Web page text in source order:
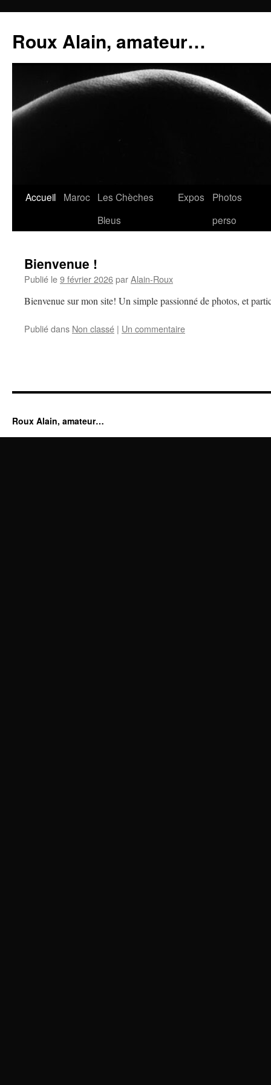
contenu
Roux Alain, amateur…
Accueil Maroc Les Chèches
Bleus
Expos
Photos
perso
Bienvenue !
Publié le9 février 2026parAlain-Roux
Bienvenue sur mon site! Un simple passionné de photos, et
Publié dans Non classé | Un commentaire
Roux Alain, amateur…